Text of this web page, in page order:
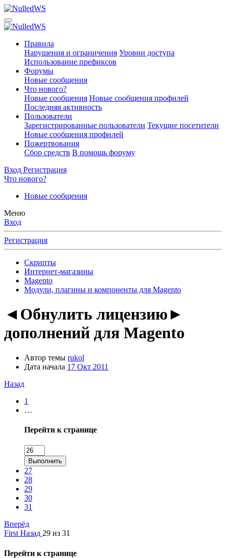
Правила
Нарушения и ограничения Уровни доступа
Использование префиксов
Форумы
Новые сообщения
Что нового?
Новые сообщения Новые сообщения профилей
Последняя активность
Пользователи
Зарегистрированные пользователи Текущие посетители
Новые сообщения профилей
Пожертвования
Сбор средств В помощь форуму
Вход Регистрация
Что нового?
Новые сообщения
Меню
Вход
Регистрация
Скрипты
Интернет-магазины
Magento
Модули, плагины и компоненты для Magento
◄Обнулить лицензию►
дополнений для Magento
Автор темы rukol
Дата начала 17 Окт 2011
Назад
1
…
Перейти к странице
Выполнить
27
28
29
30
31
Вперёд
First Назад 29 из 31
Перейти к странице